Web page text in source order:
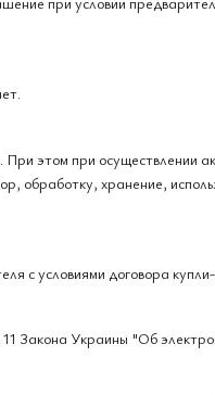
При этом при осуществлении
обработку, хранение,
с условиями договора
Закона Украины "Об